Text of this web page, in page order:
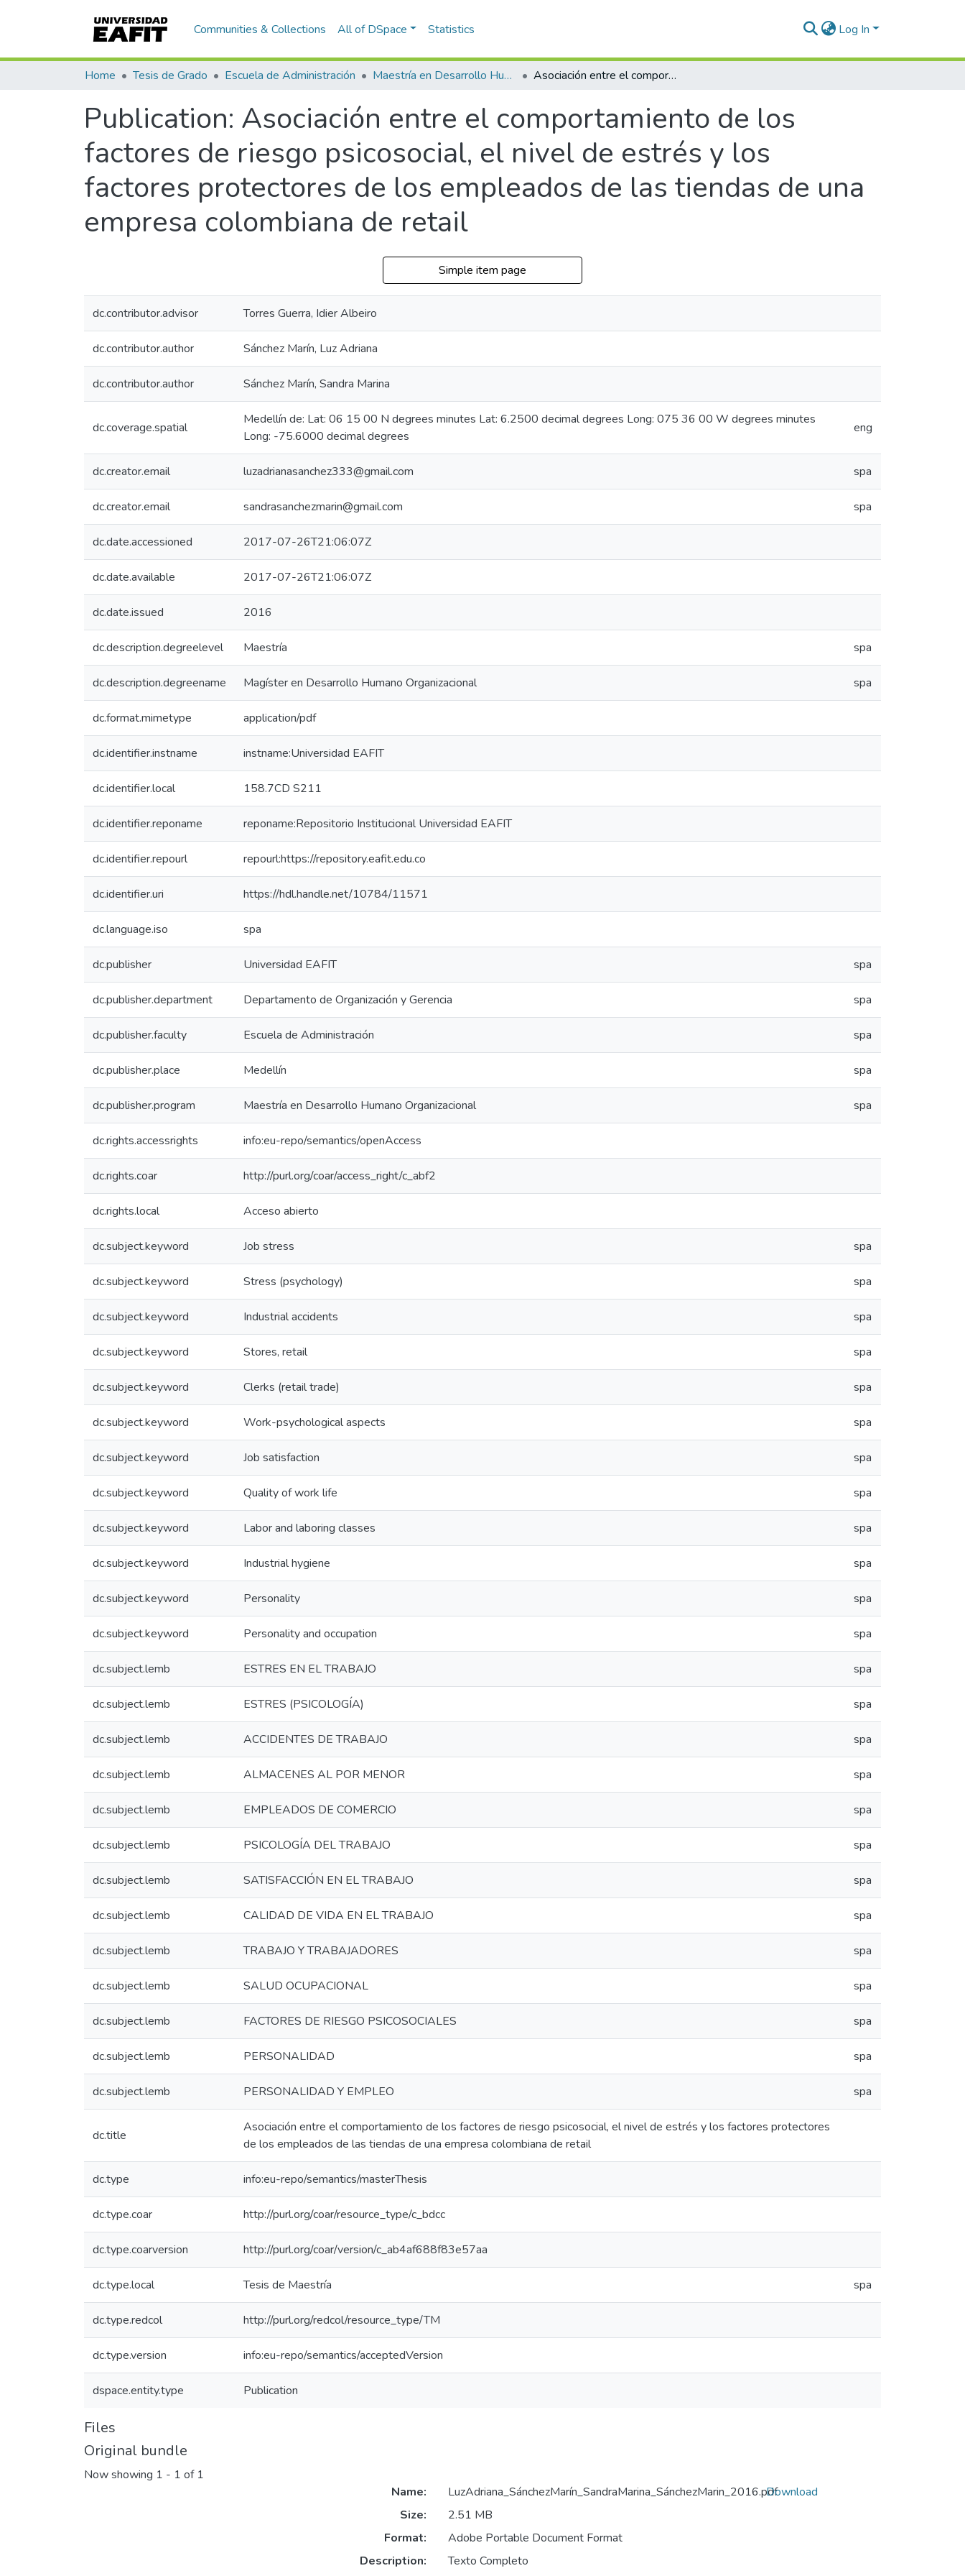
Communities & Collections All of DSpace Statistics Log In
Home Tesis de Grado Escuela de Administración Maestría en Desarrollo Humano Organizacional (tesis) Asociación entre el comportamiento de los factores de riesgo psicosocial, el nivel de estrés y los factores protectores de los empleados de las tiendas de una empresa colombiana de retail
Publication: Asociación entre el comportamiento de los
factores de riesgo psicosocial, el nivel de estrés y los
factores protectores de los empleados de las tiendas de una
empresa colombiana de retail
Simple item page
dc.contributor.advisor Torres Guerra, Idier Albeiro
dc.contributor.author Sánchez Marín, Luz Adriana
dc.contributor.author Sánchez Marín, Sandra Marina
dc.coverage.spatial
Medellín de: Lat: 06 15 00 N degrees minutes Lat: 6.2500 decimal degrees Long: 075 36 00 W degrees minutes
Long: -75.6000 decimal degrees
eng
dc.creator.email luzadrianasanchez333@gmail.com spa
dc.creator.email sandrasanchezmarin@gmail.com spa
dc.date.accessioned 2017-07-26T21:06:07Z
dc.date.available 2017-07-26T21:06:07Z
dc.date.issued 2016
dc.description.degreelevel Maestría spa
dc.description.degreename Magíster en Desarrollo Humano Organizacional spa
dc.format.mimetype application/pdf
dc.identifier.instname instname:Universidad EAFIT
dc.identifier.local 158.7CD S211
dc.identifier.reponame reponame:Repositorio Institucional Universidad EAFIT
dc.identifier.repourl repourl:https://repository.eafit.edu.co
dc.identifier.uri https://hdl.handle.net/10784/11571
dc.language.iso spa
dc.publisher Universidad EAFIT spa
dc.publisher.department Departamento de Organización y Gerencia spa
dc.publisher.faculty Escuela de Administración spa
dc.publisher.place Medellín spa
dc.publisher.program Maestría en Desarrollo Humano Organizacional spa
dc.rights.accessrights info:eu-repo/semantics/openAccess
dc.rights.coar http://purl.org/coar/access_right/c_abf2
dc.rights.local Acceso abierto
dc.subject.keyword Job stress spa
dc.subject.keyword Stress (psychology) spa
dc.subject.keyword Industrial accidents spa
dc.subject.keyword Stores, retail spa
dc.subject.keyword Clerks (retail trade) spa
dc.subject.keyword Work-psychological aspects spa
dc.subject.keyword Job satisfaction spa
dc.subject.keyword Quality of work life spa
dc.subject.keyword Labor and laboring classes spa
dc.subject.keyword Industrial hygiene spa
dc.subject.keyword Personality spa
dc.subject.keyword Personality and occupation spa
dc.subject.lemb ESTRES EN EL TRABAJO spa
dc.subject.lemb ESTRES (PSICOLOGÍA) spa
dc.subject.lemb ACCIDENTES DE TRABAJO spa
dc.subject.lemb ALMACENES AL POR MENOR spa
dc.subject.lemb EMPLEADOS DE COMERCIO spa
dc.subject.lemb PSICOLOGÍA DEL TRABAJO spa
dc.subject.lemb SATISFACCIÓN EN EL TRABAJO spa
dc.subject.lemb CALIDAD DE VIDA EN EL TRABAJO spa
dc.subject.lemb TRABAJO Y TRABAJADORES spa
dc.subject.lemb SALUD OCUPACIONAL spa
dc.subject.lemb FACTORES DE RIESGO PSICOSOCIALES spa
dc.subject.lemb PERSONALIDAD spa
dc.subject.lemb PERSONALIDAD Y EMPLEO spa
dc.title
Asociación entre el comportamiento de los factores de riesgo psicosocial, el nivel de estrés y los factores protectores
de los empleados de las tiendas de una empresa colombiana de retail
dc.type info:eu-repo/semantics/masterThesis
dc.type.coar http://purl.org/coar/resource_type/c_bdcc
dc.type.coarversion http://purl.org/coar/version/c_ab4af688f83e57aa
dc.type.local Tesis de Maestría spa
dc.type.redcol http://purl.org/redcol/resource_type/TM
dc.type.version info:eu-repo/semantics/acceptedVersion
dspace.entity.type Publication
Files
Original bundle
Now showing 1 - 1 of 1
Name:
LuzAdriana_SánchezMarín_SandraMarina_SánchezMarin_2016.pdf
Size:
2.51 MB
Format:
Adobe Portable Document Format
Description:
Texto Completo
Download